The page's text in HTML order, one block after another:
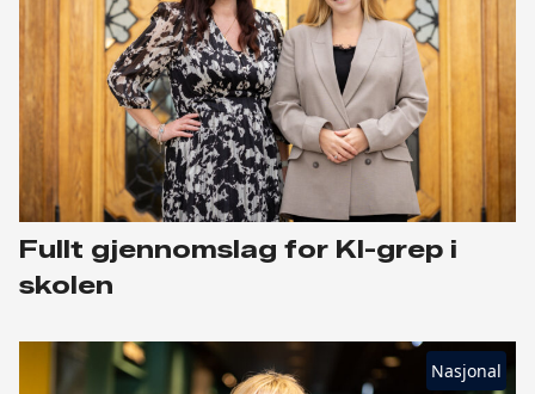
Fullt gjennomslag for KI-grep i
skolen
Nasjonal